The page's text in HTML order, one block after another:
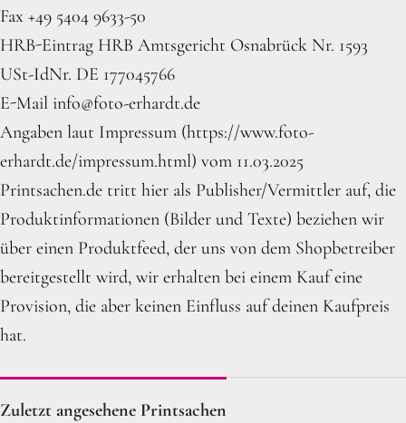
Fax +49 5404 9633-50
HRB-Eintrag HRB Amtsgericht Osnabrück Nr. 1593
USt-IdNr. DE 177045766
E-Mail info@foto-erhardt.de
Angaben laut Impressum (https://www.foto-
erhardt.de/impressum.html) vom 11.03.2025
Printsachen.de tritt hier als Publisher/Vermittler auf, die
Produktinformationen (Bilder und Texte) beziehen wir
über einen Produktfeed, der uns von dem Shopbetreiber
bereitgestellt wird, wir erhalten bei einem Kauf eine
Provision, die aber keinen Einfluss auf deinen Kaufpreis
hat.
Zuletzt angesehene Printsachen